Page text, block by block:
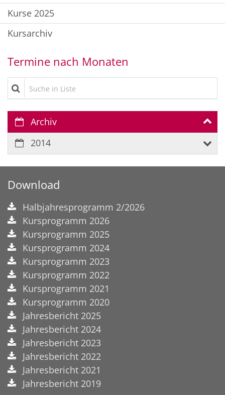
Kurse 2025
Kursarchiv
Termine nach Monaten
Suche in Liste
Archiv
2014
Download
Halbjahresprogramm 2/2026
Kursprogramm 2026
Kursprogramm 2025
Kursprogramm 2024
Kursprogramm 2023
Kursprogramm 2022
Kursprogramm 2021
Kursprogramm 2020
Jahresbericht 2025
Jahresbericht 2024
Jahresbericht 2023
Jahresbericht 2022
Jahresbericht 2021
Jahresbericht 2019